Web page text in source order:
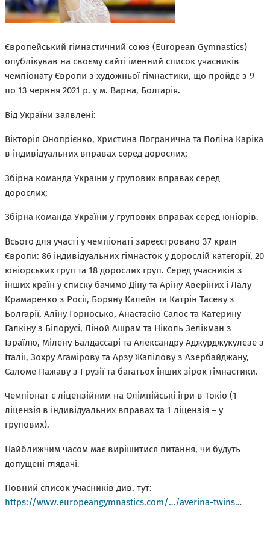
Європейський гімнастичний союз (European Gymnastics)
опублікував на своєму сайті іменний список учасників
чемпіонату Європи з художньої гімнастики, що пройде з 9
по 13 червня 2021 р. у м. Варна, Болгарія.
Від України заявлені:
Вікторія Онопрієнко, Христина Погранична та Поліна Каріка
в індивідуальних вправах серед дорослих;
Збірна команда України у групових вправах серед
дорослих;
Збірна команда України у групових вправах серед юніорів.
Всього для участі у чемпіонаті зареєстровано 37 країн
Європи: 86 індивідуальних гімнасток у дорослій категорії, 20
юніорських груп та 18 дорослих груп. Серед учасників з
інших країн у списку бачимо Діну та Аріну Аверіних і Лалу
Крамаренко з Росії, Боряну Калейн та Катрін Тасеву з
Болгарії, Аліну Горносько, Анастасію Салос та Катерину
Галкіну з Білорусі, Ліной Ашрам та Ніколь Зелікман з
Ізраїлю, Мілену Балдассарі та Александру Аджурджукулезе з
Італії, Зохру Агамірову та Арзу Жалілову з Азербайджану,
Саломе Пажаву з Грузії та багатьох інших зірок гімнастики.
Чемпіонат є ліцензійним на Олімпійські ігри в Токіо (1
ліцензія в індивідуальних вправах та 1 ліцензія – у
групових).
Найближчим часом має вирішитися питання, чи будуть
допущені глядачі.
Повний список учасників див. тут:
https://www.europeangymnastics.com/…/averina-twins…